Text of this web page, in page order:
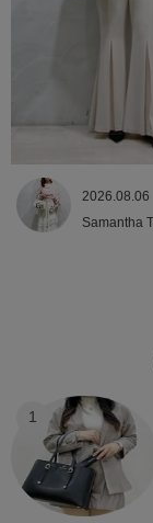
2026.08.06
Samantha
1